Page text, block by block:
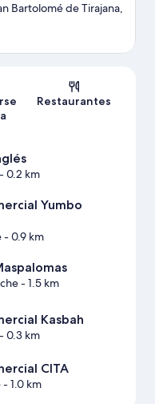
Bartolomé de Tirajana,
Restaurantes
0.2 km
Yumbo
- 0.9 km
- 1.5 km
Kasbah
0.3 km
CITA
- 1.0 km